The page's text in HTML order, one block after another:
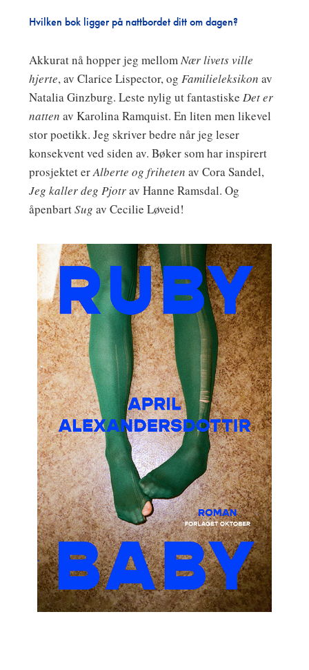
Hvilken bok ligger på nattbordet ditt om dagen?
Akkurat nå hopper jeg mellomNær livets ville
hjerte, av Clarice Lispector, og Familieleksikon av
Natalia Ginzburg. Leste nylig ut fantastiske Det er
natten av Karolina Ramquist. En liten men likevel
stor poetikk. Jeg skriver bedre når jeg leser
konsekvent ved siden av. Bøker som har inspirert
prosjektet erAlberte og friheten av Cora Sandel,
Jeg kaller deg Pjotrav Hanne Ramsdal. Og
åpenbartSug av Cecilie Løveid!